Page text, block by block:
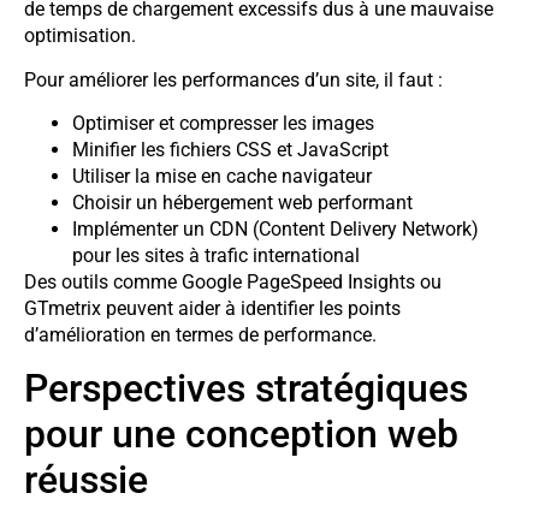
de temps de chargement excessifs dus à une mauvaise
optimisation.
Pour améliorer les performances d’un site, il faut :
Optimiser et compresser les images
Minifier les fichiers CSS et JavaScript
Utiliser la mise en cache navigateur
Choisir un hébergement web performant
Implémenter un CDN (Content Delivery Network)
pour les sites à trafic international
Des outils comme Google PageSpeed Insights ou
GTmetrix peuvent aider à identifier les points
d’amélioration en termes de performance.
Perspectives stratégiques
pour une conception web
réussie